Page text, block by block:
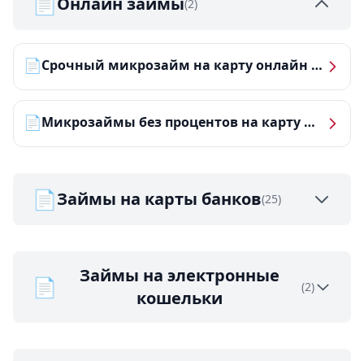
(2)
📄 Срочный микрозайм на карту онлайн — получить деньги за 5 минут
📄 Микрозаймы без процентов на карту — ТОП-10 за 2026 год
📄Займы на карты банков(25)
📄
Займы на электронные
кошельки
(2)